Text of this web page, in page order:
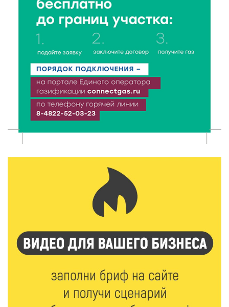
8 Авг 2026 12:37 408
Забыл вещи в транспорте? Рассказываем, что ждёт
пассажиров по новым правилам
8 Авг 2026 12:12 1218
Более 40 миллионов на металлургию получил бизнес
Твери
8 Авг 2026 11:37 409
От теории до практики: в детских лагерях Тверской
Арбуз без риска: на что обратить внимание при
покупке — советы Роскачества
8 Авг 2026 10:21 847
Виталий Королев рассказал о доступном спорте
для жителей Верхневолжья
«Эстафету чемпионов» провели на площади